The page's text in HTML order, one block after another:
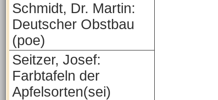
Schmidt, Dr. Martin:
Deutscher Obstbau
(poe)
Seitzer, Josef:
Farbtafeln der
Apfelsorten(sei)